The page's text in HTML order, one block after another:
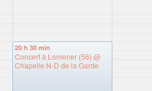
20 h 30 min
Concert à Lomener (56) @
Chapelle N-D de la Garde